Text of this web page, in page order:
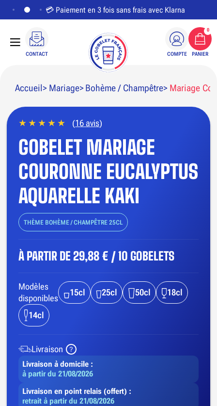
💳 Paiement en 3 fois sans frais avec Klarna
CONTACT COMPTE PANIER
0
Accueil Mariage Bohème / Champêtre Mariage
(16 avis)
GOBELET MARIAGE
COURONNE EUCALYPTUS
AQUARELLE KAKI
THÈME BOHÈME / CHAMPÊTRE 25CL
À PARTIR DE 29,88 € / 10 GOBELETS
Modèles
disponibles
15cl 25cl 50cl 18cl
14cl
Livraison
Livraison à domicile :
à partir du 21/08/2026
Livraison en point relais (offert) :
retrait à partir du 21/08/2026